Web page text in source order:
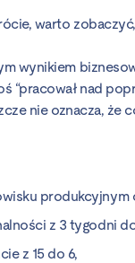
warto
wynikiem
“pracował nad
nie oznacza, że
produkcyjnym
z 3 tygodni
z 15 do 6,